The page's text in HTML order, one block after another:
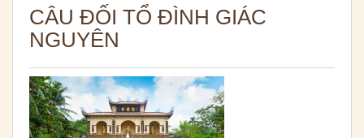
CÂU ĐỐI TỔ ĐÌNH GIÁC
NGUYÊN